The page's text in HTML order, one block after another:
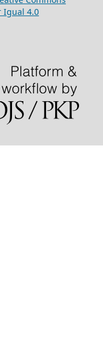
Igual 4.0